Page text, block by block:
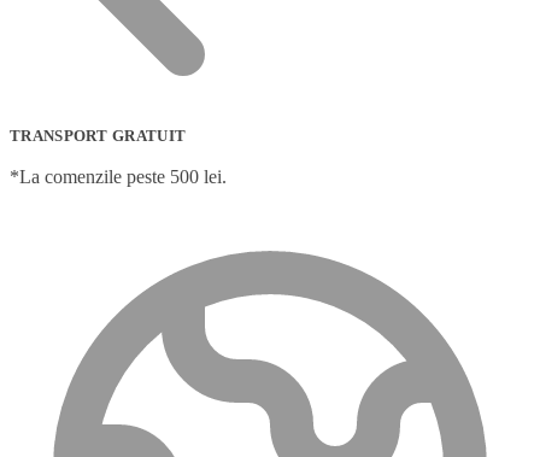
TRANSPORT GRATUIT
*La comenzile peste 500 lei.